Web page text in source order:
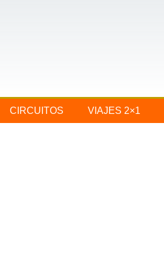
CIRCUITOS VIAJES 2×1